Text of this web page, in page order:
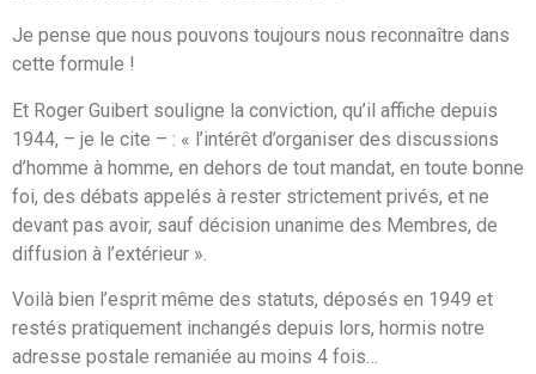
Je pense que nous pouvons toujours nous reconnaître dans
cette formule !
Et Roger Guibert souligne la conviction, qu’il affiche depuis
1944, – je le cite – : « l’intérêt d’organiser des discussions
d’homme à homme, en dehors de tout mandat, en toute bonne
foi, des débats appelés à rester strictement privés, et ne
devant pas avoir, sauf décision unanime des Membres, de
diffusion à l’extérieur ».
Voilà bien l’esprit même des statuts, déposés en 1949 et
restés pratiquement inchangés depuis lors, hormis notre
adresse postale remaniée au moins 4 fois…